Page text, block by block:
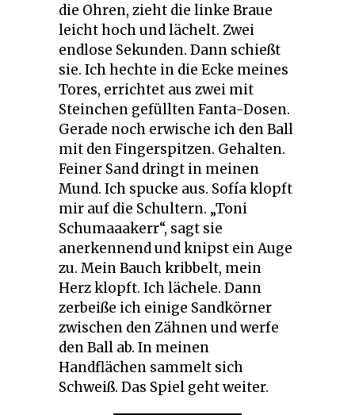
die Ohren, zieht die linke Braue
leicht hoch und lächelt. Zwei
endlose Sekunden. Dann schießt
sie. Ich hechte in die Ecke meines
Tores, errichtet aus zwei mit
Steinchen gefüllten Fanta-Dosen.
Gerade noch erwische ich den Ball
mit den Fingerspitzen. Gehalten.
Feiner Sand dringt in meinen
Mund. Ich spucke aus. Sofía klopft
mir auf die Schultern. „Toni
Schumaaakerr“, sagt sie
anerkennend und knipst ein Auge
zu. Mein Bauch kribbelt, mein
Herz klopft. Ich lächele. Dann
zerbeiße ich einige Sandkörner
zwischen den Zähnen und werfe
den Ball ab. In meinen
Handflächen sammelt sich
Schweiß. Das Spiel geht weiter.